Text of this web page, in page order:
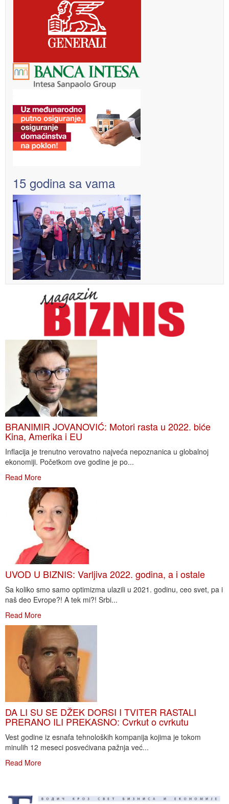
15 godina sa vama
BRANIMIR JOVANOVIĆ: Motori rasta u 2022. biće
Kina, Amerika i EU
Inflacija je trenutno verovatno najveća nepoznanica u globalnoj
ekonomiji. Početkom ove godine je po...
Read More
UVOD U BIZNIS: Varljiva 2022. godina, a i ostale
Sa koliko smo samo optimizma ulazili u 2021. godinu, ceo svet, pa i
naš deo Evrope?! A tek mi?! Srbi...
Read More
DA LI SU SE DŽEK DORSI I TVITER RASTALI
PRERANO ILI PREKASNO: Cvrkut o cvrkutu
Vest godine iz esnafa tehnoloških kompanija kojima je tokom
minulih 12 meseci posvećivana pažnja već...
Read More